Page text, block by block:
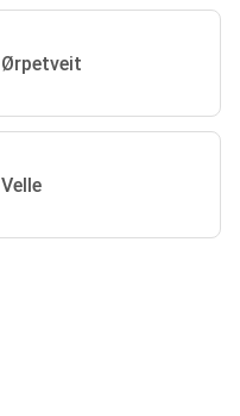
Ørpetveit
Velle